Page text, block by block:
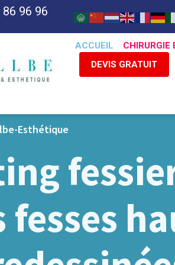
96 96
ACCUEIL CHIRURGIE
DEVIS GRATUIT
Esthétique
fesses